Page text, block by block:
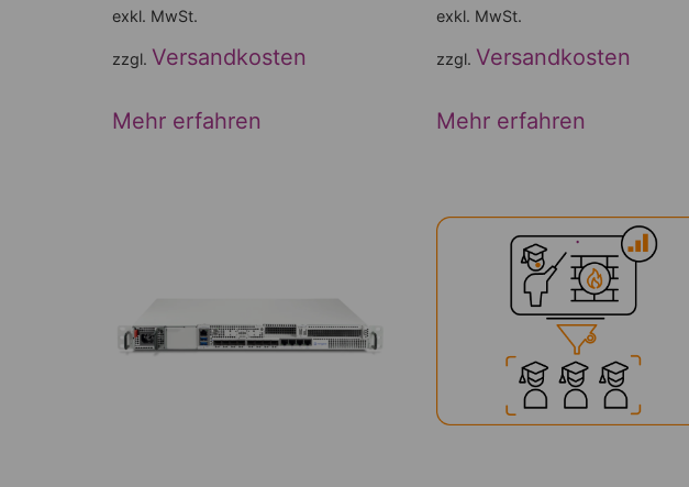
exkl. MwSt.
zzgl. Versandkosten
Mehr erfahren
exkl. MwSt.
zzgl. Versandkosten
Mehr erfahren